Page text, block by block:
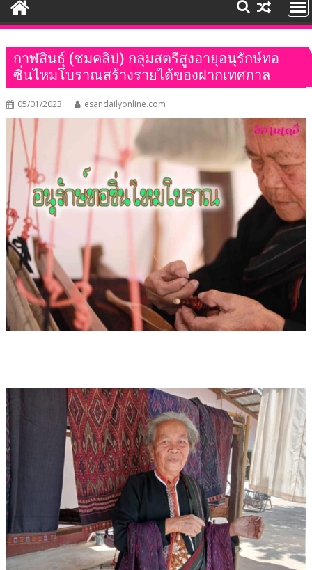
กาฬสินธุ์ (ชมคลิป) กลุ่มสตรีสูงอายุอนุรักษ์ทอ
ซิ่นไหมโบราณสร้างรายได้ของฝากเทศกาล
05/01/2023 esandailyonline.com